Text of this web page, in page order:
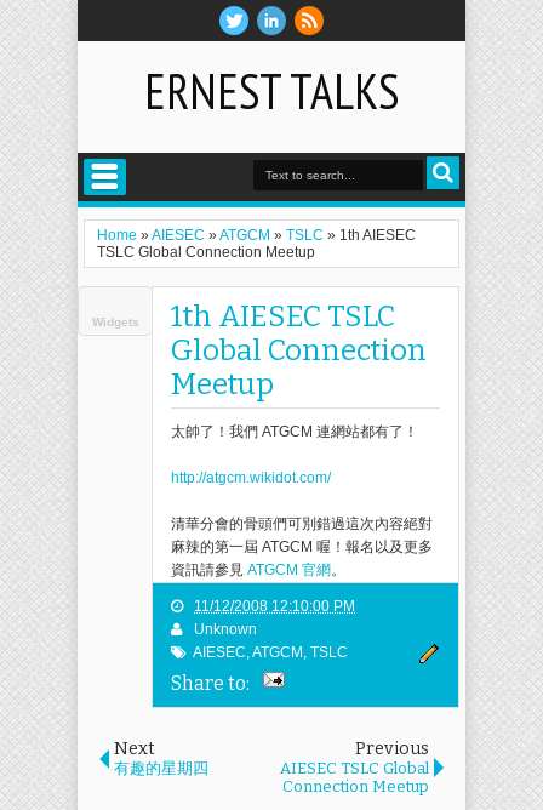
ERNEST TALKS
Home »AIESEC »ATGCM » TSLC » 1th AIESEC
TSLC Global Connection Meetup
Widgets
1th AIESEC TSLC
Global Connection
Meetup
太帥了！我們 ATGCM 連網站都有了！
http://atgcm.wikidot.com/
清華分會的骨頭們可別錯過這次內容絕對
麻辣的第一屆 ATGCM 喔！報名以及更多
資訊請參見 ATGCM 官網。
11/12/2008 12:10:00 PM
Unknown
AIESEC,ATGCM , TSLC
Share to:
Next
有趣的星期四
Previous
AIESEC TSLC Global
Connection Meetup